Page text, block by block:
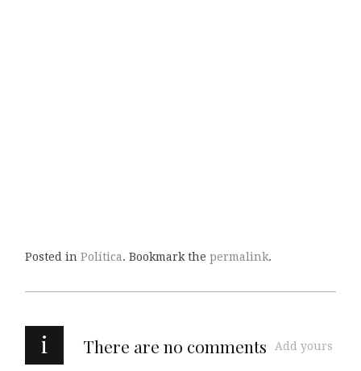
Posted in Política. Bookmark the permalink.
i There are no comments Add yours